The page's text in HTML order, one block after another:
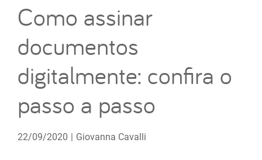
Como assinar
documentos
digitalmente: confira o
passo a passo
22/09/2020 | Giovanna Cavalli